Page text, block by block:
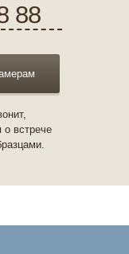
88
о встрече